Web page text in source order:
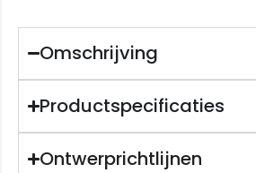
Omschrijving
Productspecificaties
Ontwerprichtlijnen